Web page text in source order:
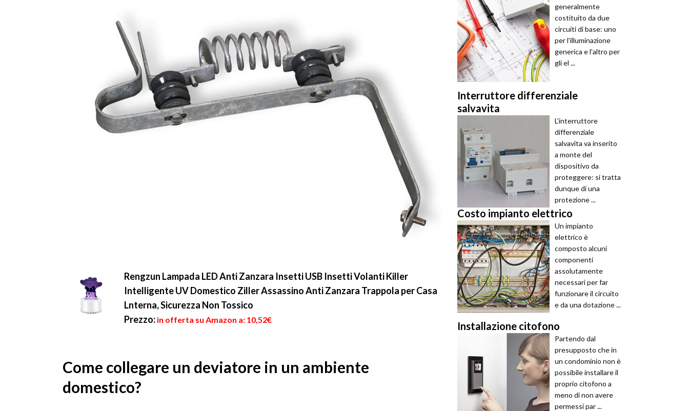
Rengzun Lampada LED Anti Zanzara Insetti USB Insetti Volanti Killer
Intelligente UV Domestico Ziller Assassino Anti Zanzara Trappola per Casa
Lnterna, Sicurezza Non Tossico
Prezzo: in offerta su Amazon a: 10,52€
Come collegare un deviatore in un ambiente
domestico?
generalmente
costituito da due
circuiti di base: uno
per l'illuminazione
generica e l'altro per
gli el ...
Interruttore differenziale
salvavita
L'interruttore
differenziale
salvavita va inserito
a monte del
dispositivo da
proteggere: si tratta
dunque di una
protezione ...
Costo impianto elettrico
Un impianto
elettrico è
composto alcuni
componenti
assolutamente
necessari per far
funzionare il circuito
e da una dotazione ...
Installazione citofono
Partendo dal
presupposto che in
un condominio non è
possibile installare il
proprio citofono a
meno di non avere
permessi par ...